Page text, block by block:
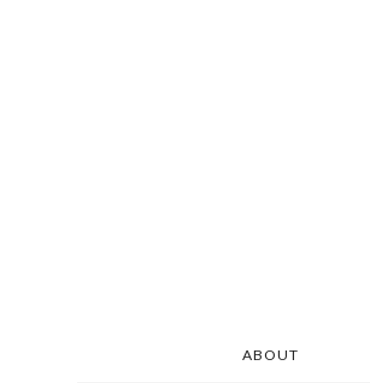
ABOUT